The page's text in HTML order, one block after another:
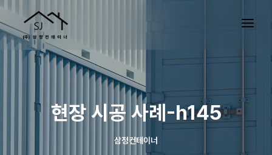
현장 시공 사례-h145
삼정컨테이너